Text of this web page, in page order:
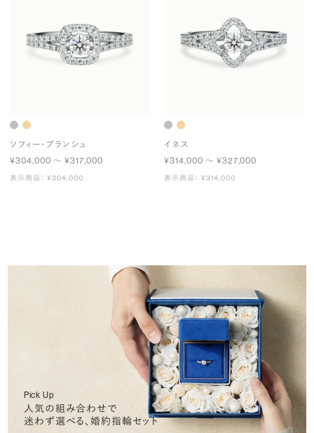
ソフィー・ブランシュ
¥304,000 〜 ¥317,000
表示商品： ¥304,000
イネス
¥314,000 〜 ¥327,000
表示商品： ¥314,000
Pick Up
人気の組み合わせで
迷わず選べる、婚約指輪セット